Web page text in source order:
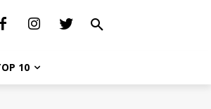
10